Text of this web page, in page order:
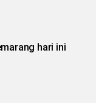
hari ini